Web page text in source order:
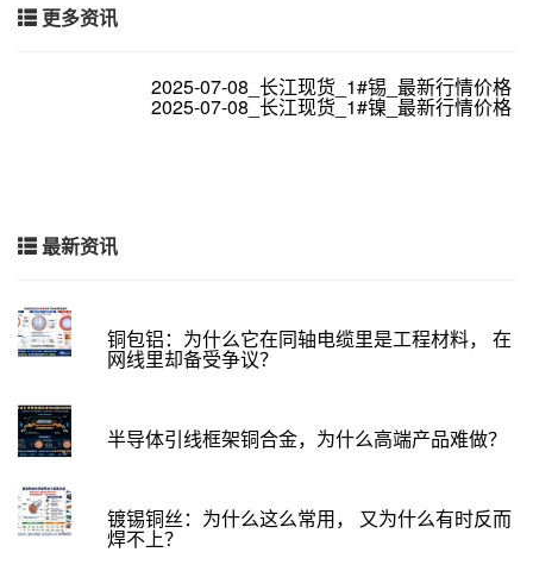
更多资讯
2025-07-08_长江现货_1#锡_最新行情价格
2025-07-08_长江现货_1#镍_最新行情价格
最新资讯
铜包铝：为什么它在同轴电缆里是工程材料， 在
网线里却备受争议？
半导体引线框架铜合金，为什么高端产品难做？
镀锡铜丝：为什么这么常用， 又为什么有时反而
焊不上？